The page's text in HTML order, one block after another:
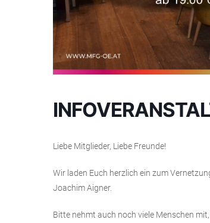
Liebe Mitglieder, Liebe Freunde!
Wir laden Euch herzlich ein zum
Joachim Aigner.
Bitte nehmt auch noch viele Menschen